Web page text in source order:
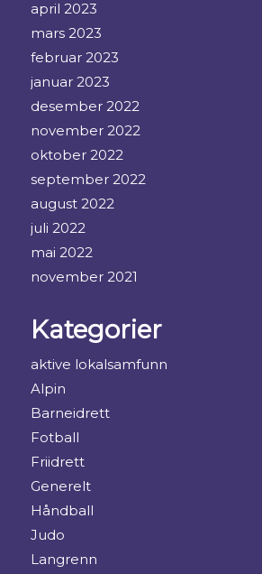
april 2023
mars 2023
februar 2023
januar 2023
desember 2022
november 2022
oktober 2022
september 2022
august 2022
juli 2022
mai 2022
november 2021
Kategorier
aktive lokalsamfunn
Alpin
Barneidrett
Fotball
Friidrett
Generelt
Håndball
Judo
Langrenn